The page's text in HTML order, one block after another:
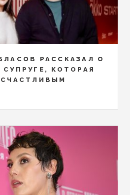
РАССКАЗАЛ О
КОТОРАЯ